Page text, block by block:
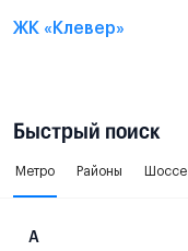
ЖК «Клевер»
Быстрый поиск
Метро Районы Шоссе
А